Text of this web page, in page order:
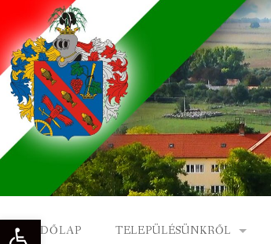
Eszköztár megnyitása
content
KEZDŐLAP TELEPÜLÉSÜNKRŐL